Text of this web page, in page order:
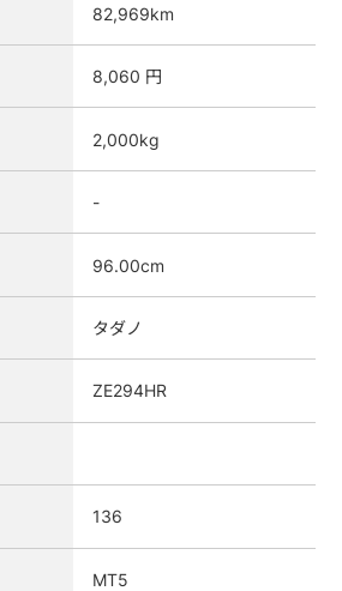
82,969km
8,060 円
2,000kg
-
96.00cm
タダノ
ZE294HR
136
MT5